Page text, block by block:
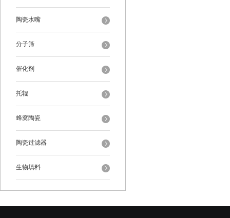
陶瓷水嘴
分子筛
催化剂
托辊
蜂窝陶瓷
陶瓷过滤器
生物填料